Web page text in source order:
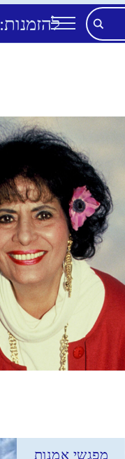
להזמנות:
מפגשי אמנות